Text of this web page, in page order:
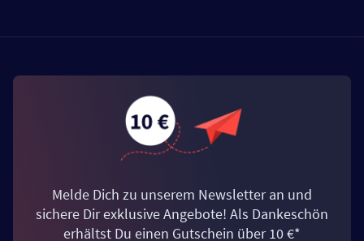
Melde Dich zu unserem Newsletter an und
sichere Dir exklusive Angebote! Als Dankeschön
erhältst Du einen Gutschein über 10 €*